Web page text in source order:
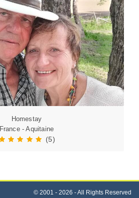
Homestay
France - Aquitaine
(5)
© 2001 - 2026 - All Rights Reserved